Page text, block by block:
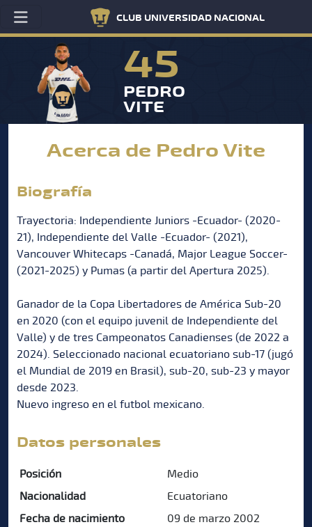
CLUB UNIVERSIDAD NACIONAL
45
PEDRO
VITE
Acerca de Pedro Vite
Biografía
Trayectoria: Independiente Juniors -Ecuador- (2020-
21), Independiente del Valle -Ecuador- (2021),
Vancouver Whitecaps -Canadá, Major League Soccer-
(2021-2025) y Pumas (a partir del Apertura 2025).
Ganador de la Copa Libertadores de América Sub-20
en 2020 (con el equipo juvenil de Independiente del
Valle) y de tres Campeonatos Canadienses (de 2022 a
2024). Seleccionado nacional ecuatoriano sub-17 (jugó
el Mundial de 2019 en Brasil), sub-20, sub-23 y mayor
desde 2023.
Nuevo ingreso en el futbol mexicano.
Datos personales
Posición
Medio
Nacionalidad
Ecuatoriano
Fecha de nacimiento
09 de marzo 2002